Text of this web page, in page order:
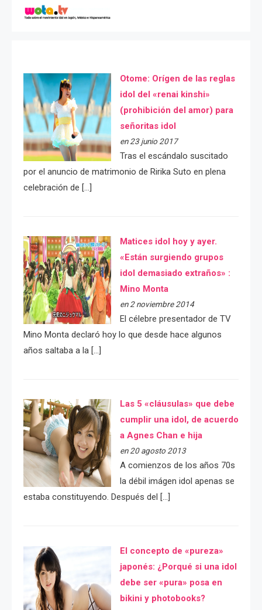
Otome: Orígen de las reglas
idol del «renai kinshi»
(prohibición del amor) para
señoritas idol
en 23 junio 2017
Tras el escándalo suscitado
por el anuncio de matrimonio de Ririka Suto en plena
celebración de […]
Matices idol hoy y ayer.
«Están surgiendo grupos
idol demasiado extraños» :
Mino Monta
en 2 noviembre 2014
El célebre presentador de TV
Mino Monta declaró hoy lo que desde hace algunos
años saltaba a la […]
Las 5 «cláusulas» que debe
cumplir una idol, de acuerdo
a Agnes Chan e hija
en 20 agosto 2013
A comienzos de los años 70s
la débil imágen idol apenas se
estaba constituyendo. Después del […]
El concepto de «pureza»
japonés: ¿Porqué si una idol
debe ser «pura» posa en
bikini y photobooks?